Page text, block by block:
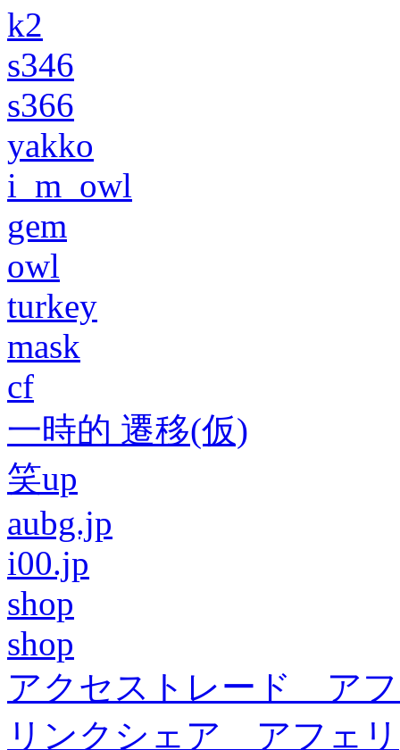
k2
s346
s366
yakko
i_m_owl
gem
owl
turkey
mask
cf
一時的 遷移(仮)
笑up
aubg.jp
i00.jp
shop
shop
アクセストレード ア
リンクシェア アフェリ